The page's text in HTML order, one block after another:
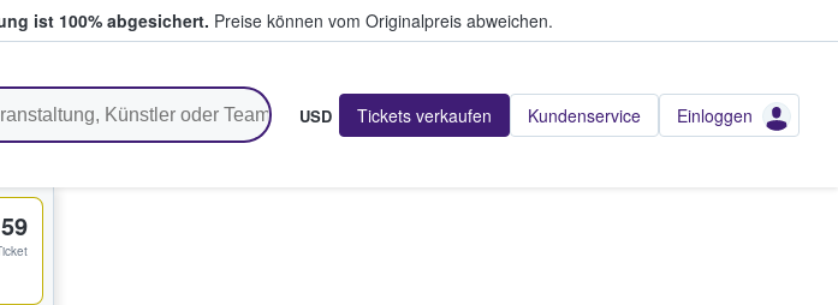
ist 100% abgesichert. Preise können vom Originalpreis abweichen.
USD Tickets verkaufen Kundenservice Einloggen